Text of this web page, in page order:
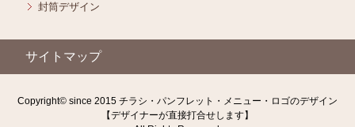
封筒デザイン
サイトマップ
Copyright© since 2015 チラシ・パンフレット・メニュー・ロゴのデザイン
【デザイナーが直接打合せします】